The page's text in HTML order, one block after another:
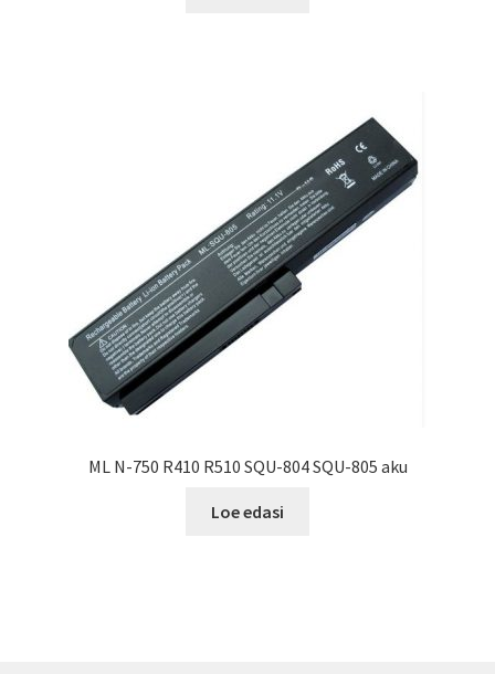
ML N-750 R410 R510 SQU-804 SQU-805 aku
Loe edasi